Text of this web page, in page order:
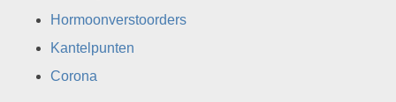
Hormoonverstoorders
Kantelpunten
Corona